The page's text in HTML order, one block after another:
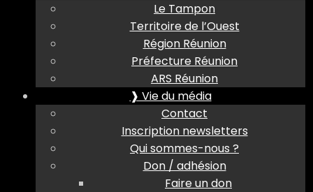
Le Tampon
Territoire de l’Ouest
Région Réunion
Préfecture Réunion
ARS Réunion
❱ Vie du média
Contact
Inscription newsletters
Qui sommes-nous ?
Don / adhésion
Faire un don